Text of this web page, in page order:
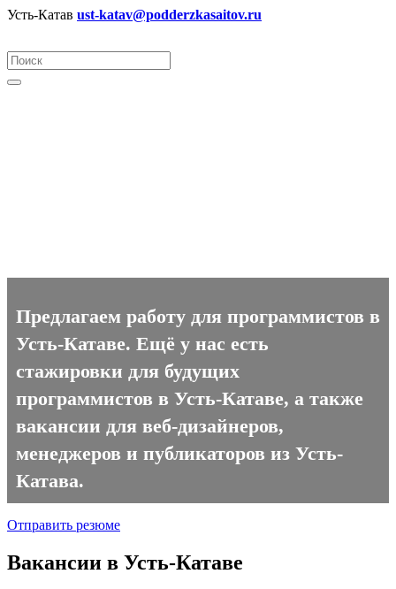
Усть-Катав ust-katav@podderzkasaitov.ru
Предлагаем работу для программистов в
Усть-Катаве. Ещё у нас есть
стажировки для будущих
программистов в Усть-Катаве, а также
вакансии для веб-дизайнеров,
менеджеров и публикаторов из Усть-
Катава.
Отправить резюме
Вакансии в Усть-Катаве